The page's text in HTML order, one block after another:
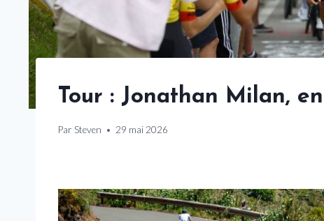
Tour : Jonathan Milan,
Par Steven 29 mai 2026